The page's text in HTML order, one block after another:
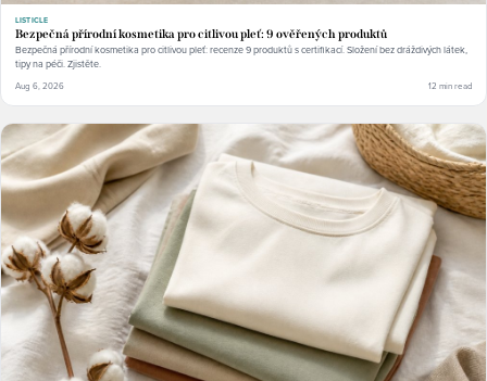
LISTICLE
Bezpečná přírodní kosmetika pro citlivou pleť: 9 ověřených produktů
Bezpečná přírodní kosmetika pro citlivou pleť: recenze 9 produktů s certifikací. Složení bez dráždivých látek,
tipy na péči. Zjistěte.
Aug 6, 2026 12 min read